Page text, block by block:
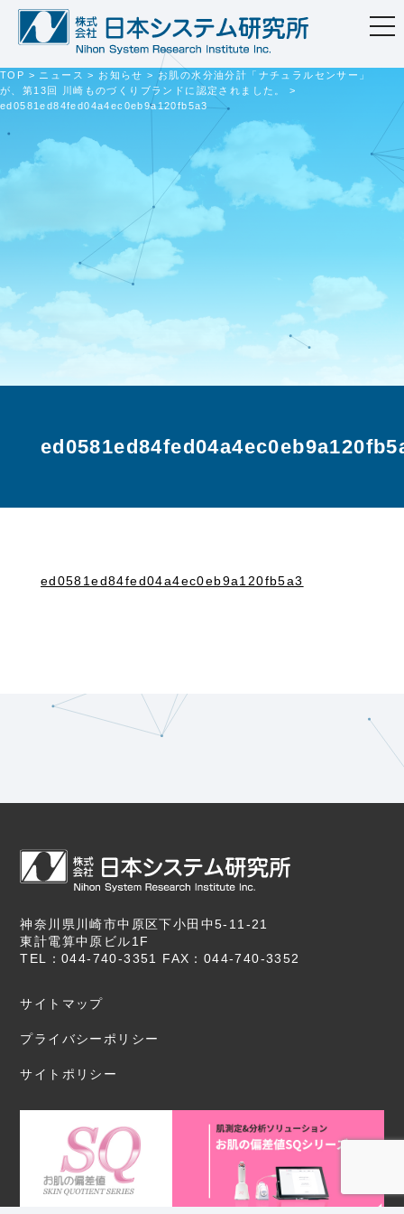
TOP > ニュース > お知らせ > お肌の水分油分計「ナチュラルセンサー」
が、第13回 川崎ものづくりブランドに認定されました。
>
ed0581ed84fed04a4ec0eb9a120fb5a3
ed0581ed84fed04a4ec0eb9a120fb5a3
神奈川県川崎市中原区下小田中5-11-21
東計電算中原ビル1F
TEL：044-740-3351 FAX：044-740-3352
サイトマップ
プライバシーポリシー
サイトポリシー